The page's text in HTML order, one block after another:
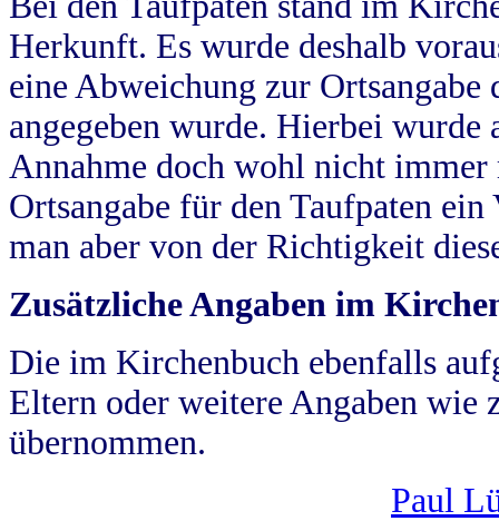
Herkunft. Es wurde deshalb
eine Abweichung zur
angegeben wurde. Hierbei wurde
Annahme doch wohl nicht
Ortsangabe für den Taufpaten
man aber von der Richtigkeit
Zusätzliche Angaben im
Die im Kirchenbuch ebenfalls
Eltern oder weitere Angaben wie
übernommen.
Paul